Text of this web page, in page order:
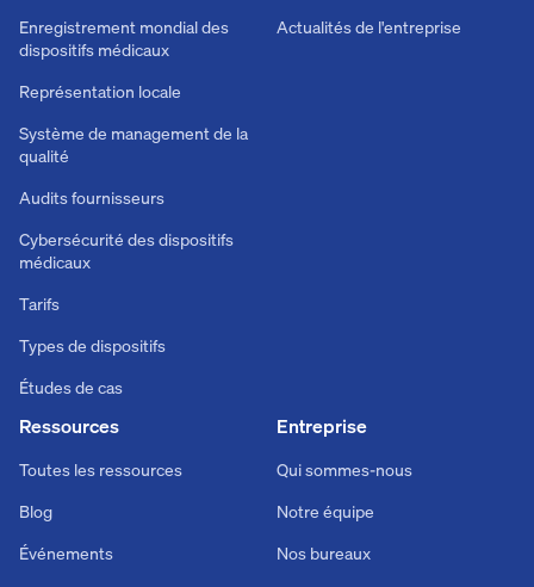
Actualités de l'entreprise
Enregistrement mondial des
dispositifs médicaux
Représentation locale
Système de management de la
qualité
Audits fournisseurs
Cybersécurité des dispositifs
médicaux
Tarifs
Types de dispositifs
Études de cas
Ressources
Toutes les ressources
Blog
Événements
Entreprise
Qui sommes-nous
Notre équipe
Nos bureaux